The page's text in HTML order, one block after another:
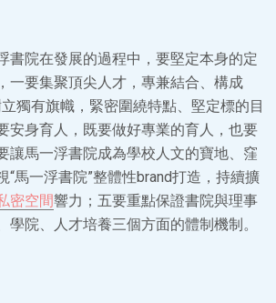
書院在發展的過程中，要堅定本身的定
一要集聚頂尖人才，專兼結合、構成
獨有旗幟，緊密圍繞特點、堅定標的目
安身育人，既要做好專業的育人，也要
讓馬一浮書院成為學校人文的寶地、窪
“馬一浮書院”整體性brand打造，持續擴
密空間響力；五要重點保證書院與理事
學院、人才培養三個方面的體制機制。